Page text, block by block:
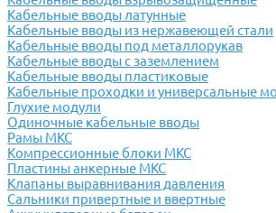
Кабельные вводы латунные
Кабельные вводы из нержавеющей стали
Кабельные вводы под металлорукав
Кабельные вводы с заземлением
Кабельные вводы пластиковые
Кабельные проходки и универсальные
Глухие модули
Одиночные кабельные вводы
Рамы МКС
Компрессионные блоки МКС
Пластины анкерные МКС
Клапаны выравнивания давления
Сальники привертные и ввертные